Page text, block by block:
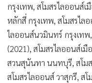
ญี่ปุ่น
•
News1
• Gotomanager
กรุงเทพ, สโมสรไลออนส์เ
หลักสี่ กรุงเทพ, สโมสรไล
ไลออนส์นวมินทร์ กรุงเท
(2021), สโมสรไลออนส์เ
สวนสุนันทา นนทบุรี, สโม
สโมสรไลออนส์ วาสุกรี, ส